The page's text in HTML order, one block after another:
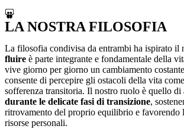
LA NOSTRA FILOSOFIA
La filosofia condivisa da entrambi ha ispirato il
fluire è parte integrante e fondamentale della
vive giorno per giorno un cambiamento
consente di percepire gli ostacoli della vita
sofferenza transitoria. Il nostro ruolo è quello di
durante le delicate fasi di transizione,
ritrovamento del proprio equilibrio e favorendo
risorse personali.